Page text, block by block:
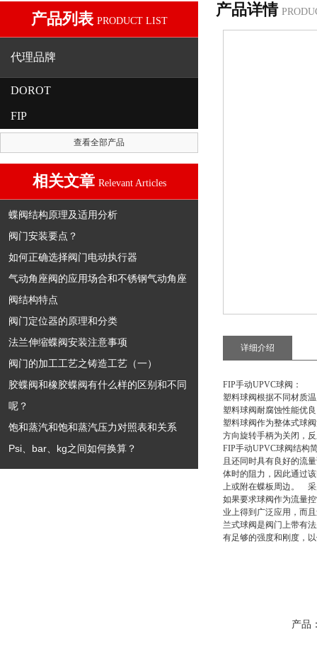
产品列表 PRODUCT LIST
代理品牌
DOROT
FIP
查看全部产品
相关文章 Relevant Articles
蝶阀结构原理及适用分析
阀门安装要点？
如何正确选择阀门电动执行器
气动角座阀的应用场合和不锈钢气动角座
阀结构特点
阀门定位器的原理和分类
法兰伸缩蝶阀安装注意事项
阀门的加工工艺之铸造工艺（一）
胶蝶阀和橡胶蝶阀有什么样的区别和不同
呢？
饱和蒸汽和饱和蒸汽压力对照表和关系
Psi、bar、kg之间如何换算？
产品详情
详细介绍
FIP手动UPVC球阀 ：
塑料球阀根据不同材质
塑料球阀耐腐蚀性能优
塑料球阀作为整体式球
方向旋转手柄为关闭，
FIP手动UPVC球阀结构
且还同时具有良好的流
体时的阻力，因此通过
上或附在蝶板周边。 采
如果要求球阀作为流量
业上得到广泛应用，而
兰式球阀是阀门上带有
有足够的强度和刚度，
产品